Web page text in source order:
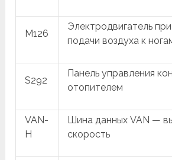
M126
Электродвигатель
подачи воздуха к
S292
Панель управления
отопителем
VAN-
H
Шина данных VAN —
скорость